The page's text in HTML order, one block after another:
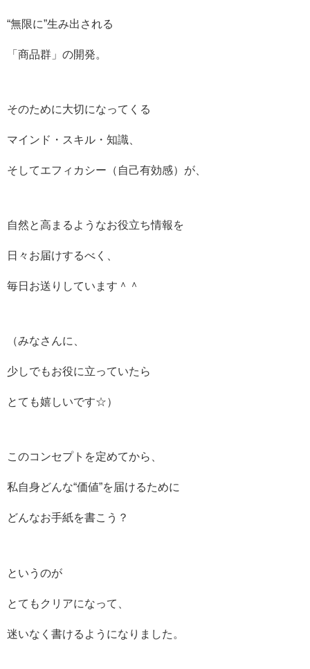
“無限に”生み出される
「商品群」の開発。
そのために大切になってくる
マインド・スキル・知識、
そしてエフィカシー（自己有効感）が、
自然と高まるようなお役立ち情報を
日々お届けするべく、
毎日お送りしています＾＾
（みなさんに、
少しでもお役に立っていたら
とても嬉しいです☆）
このコンセプトを定めてから、
私自身どんな“価値”を届けるために
どんなお手紙を書こう？
というのが
とてもクリアになって、
迷いなく書けるようになりました。